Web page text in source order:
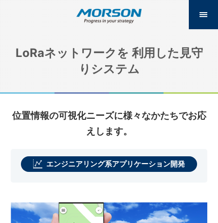
LoRaネットワークを 利用した見守
りシステム
位置情報の可視化ニーズに様々なかたちでお応
えします。
エンジニアリング系アプリケーション開発